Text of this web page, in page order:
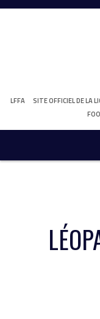
Skip
LFFA
SITE OFFICIEL DE LA